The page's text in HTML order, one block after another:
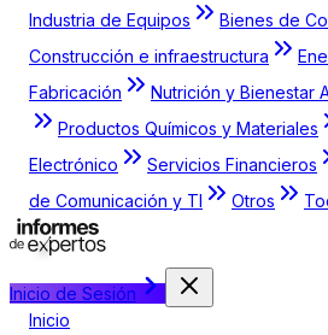
Industria de Equipos
Bienes de
Construcción e infraestructura
Fabricación
Nutrición y Bienestar
Productos Químicos y Materiales
Electrónico
Servicios Financieros
de Comunicación y TI
Otros
Inicio de Sesión
Inicio